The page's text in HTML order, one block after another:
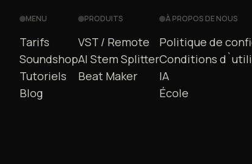
MENU
Tarifs
Soundshop
Tutoriels
Blog
PRODUITS
VST / Remote
AI Stem Splitter
Beat Maker
À PROPOS DE NOUS
Politique de
Conditions
IA
École